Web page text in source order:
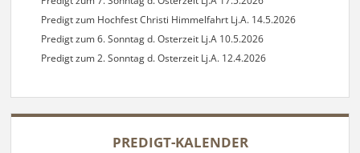
Predigt zum Hochfest Christi Himmelfahrt Lj.A. 14.5.2026
Predigt zum 6. Sonntag d. Osterzeit Lj.A 10.5.2026
Predigt zum 2. Sonntag d. Osterzeit Lj.A. 12.4.2026
PREDIGT-KALENDER